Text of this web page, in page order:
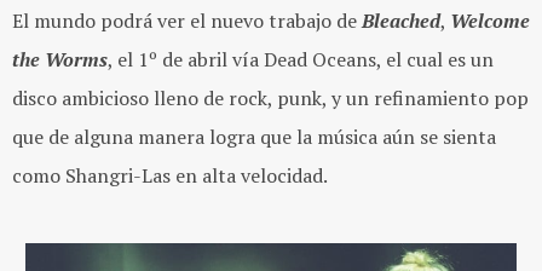
El mundo podrá ver el nuevo trabajo deBleached, Welcome
the Worms, el 1º de abril vía Dead Oceans, el cual es un
disco ambicioso lleno de rock, punk, y un refinamiento pop
que de alguna manera logra que la música aún se sienta
como Shangri-Las en alta velocidad.